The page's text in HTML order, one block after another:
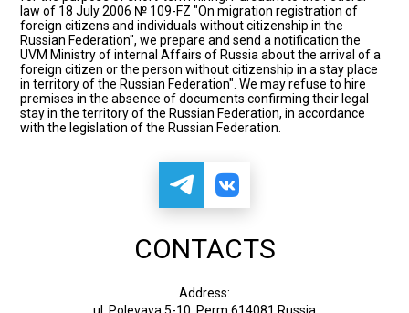
law of 18 July 2006 № 109-FZ "On migration registration of
foreign citizens and individuals without citizenship in the
Russian Federation", we prepare and send a notification the
UVM Ministry of internal Affairs of Russia about the arrival of a
foreign citizen or the person without citizenship in a stay place
in territory of the Russian Federation". We may refuse to hire
premises in the absence of documents confirming their legal
stay in the territory of the Russian Federation, in accordance
with the legislation of the Russian Federation.
CONTACTS
Address: